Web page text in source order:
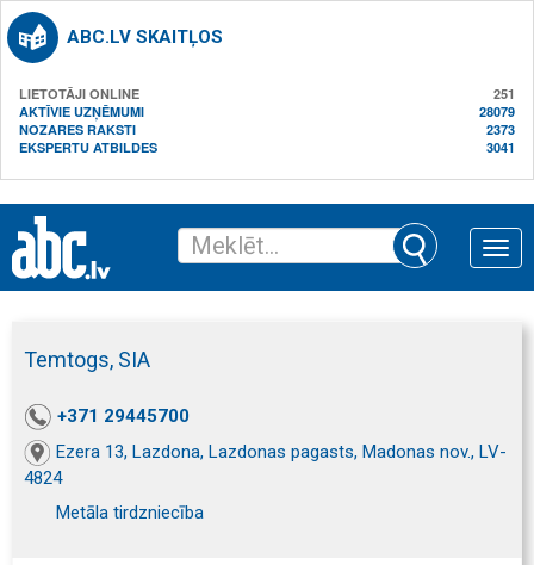
ABC.LV SKAITĻOS
LIETOTĀJI ONLINE
251
AKTĪVIE UZŅĒMUMI
28079
NOZARES RAKSTI
2373
EKSPERTU ATBILDES
3041
Toggle
Temtogs, SIA
+371 29445700
Ezera 13, Lazdona, Lazdonas pagasts, Madonas nov., LV-
4824
Metāla tirdzniecība